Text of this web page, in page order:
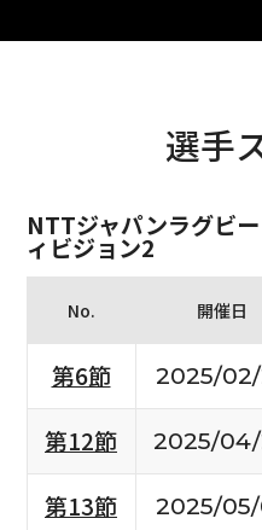
選手
NTTジャパンラグビ
ィビジョン2
No. 開催日
第6節 2025/
第12節
2025/
第13節
2025/